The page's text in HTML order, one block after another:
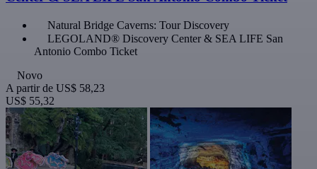
Natural Bridge Caverns: Tour Discovery
LEGOLAND® Discovery Center & SEA LIFE San
Antonio Combo Ticket
Novo
A partir de US$ 58,23
US$ 55,32